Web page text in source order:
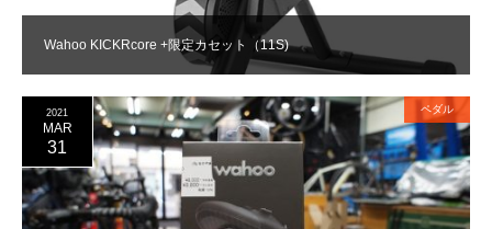
Wahoo KICKRcore +限定カセット（11S)
2021
MAR
31
ペダル